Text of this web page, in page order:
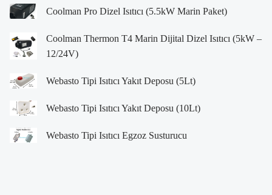
Coolman Pro Dizel Isıtıcı (5.5kW Marin Paket)
Coolman Thermon T4 Marin Dijital Dizel Isıtıcı (5kW –
12/24V)
Webasto Tipi Isıtıcı Yakıt Deposu (5Lt)
Webasto Tipi Isıtıcı Yakıt Deposu (10Lt)
Webasto Tipi Isıtıcı Egzoz Susturucu